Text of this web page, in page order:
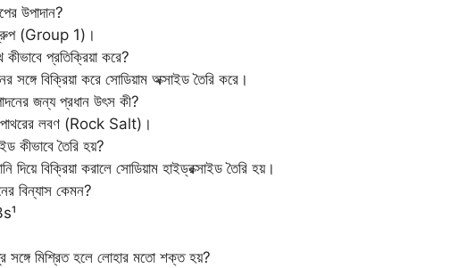
উপাদান?
(Group 1)।
কীভাবে প্রতিক্রিয়া করে?
সঙ্গে বিক্রিয়া করে সোডিয়াম অক্সাইড তৈরি করে।
জন্য প্রধান উৎস কী?
লবণ (Rock Salt)।
কীভাবে তৈরি হয়?
দিয়ে বিক্রিয়া করালে সোডিয়াম হাইড্রক্সাইড তৈরি হয়।
বিন্যাস কেমন?
সঙ্গে মিশ্রিত হলে লোহার মতো শক্ত হয়?